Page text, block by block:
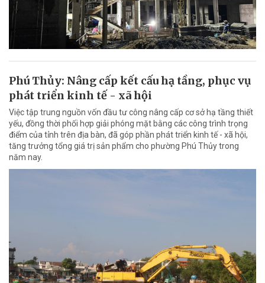
Phú Thủy: Nâng cấp kết cấu hạ tầng, phục vụ
phát triển kinh tế - xã hội
Việc tập trung nguồn vốn đầu tư công nâng cấp cơ sở hạ tầng thiết
yếu, đồng thời phối hợp giải phóng mặt bằng các công trình trọng
điểm của tỉnh trên địa bàn, đã góp phần phát triển kinh tế - xã hội,
tăng trưởng tổng giá trị sản phẩm cho phường Phú Thủy trong
năm nay.